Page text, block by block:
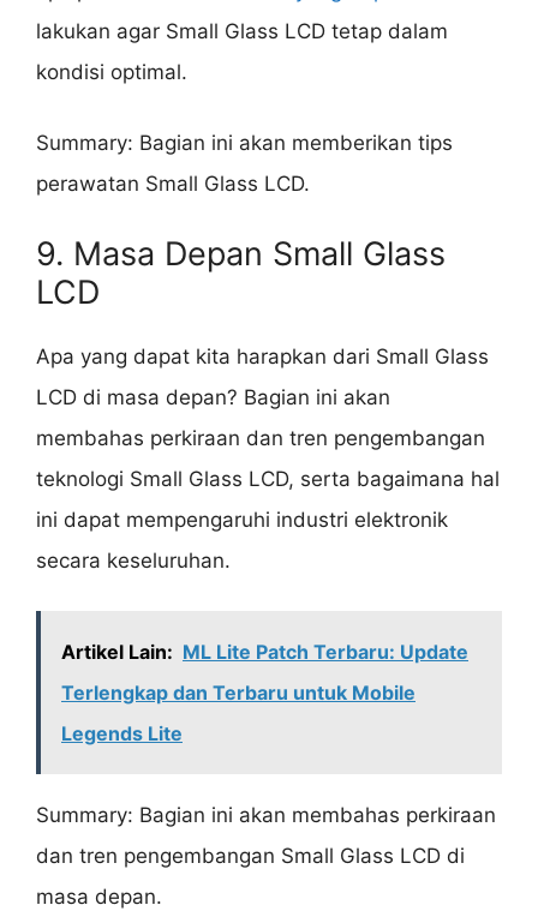
lakukan agar Small Glass LCD tetap dalam
kondisi optimal.
Summary: Bagian ini akan memberikan tips
perawatan Small Glass LCD.
9. Masa Depan Small Glass
LCD
Apa yang dapat kita harapkan dari Small Glass
LCD di masa depan? Bagian ini akan
membahas perkiraan dan tren pengembangan
teknologi Small Glass LCD, serta bagaimana hal
ini dapat mempengaruhi industri elektronik
secara keseluruhan.
Artikel Lain: ML Lite Patch Terbaru: Update
Terlengkap dan Terbaru untuk Mobile
Legends Lite
Summary: Bagian ini akan membahas perkiraan
dan tren pengembangan Small Glass LCD di
masa depan.